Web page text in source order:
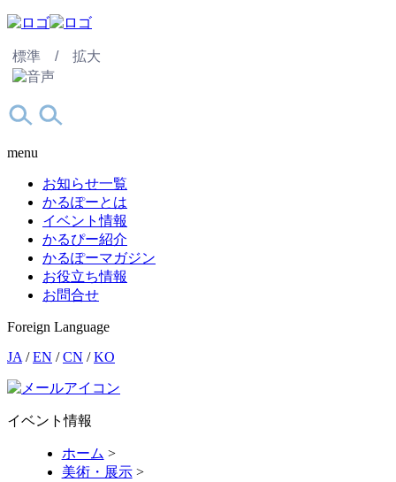
標準 / 拡大
menu
お知らせ一覧
かるぽーとは
イベント情報
かるぴー紹介
かるぽーマガジン
お役立ち情報
お問合せ
Foreign Language
JA /EN /CN /KO
イベント情報
ホーム >
美術・展示>